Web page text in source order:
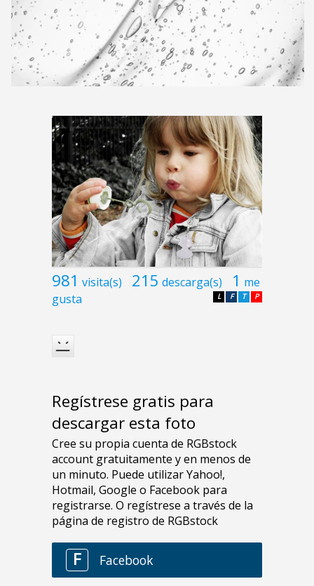
981 visita(s) 215 descarga(s) 1 me
gusta
P
T
F
L
Regístrese gratis para
descargar esta foto